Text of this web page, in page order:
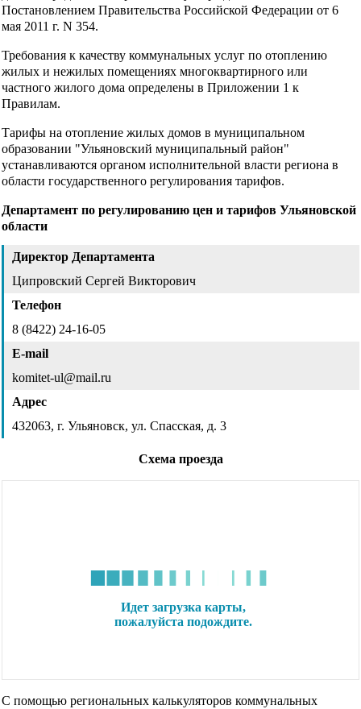
Постановлением Правительства Российской Федерации от 6
мая 2011 г. N 354.
Требования к качеству коммунальных услуг по отоплению
жилых и нежилых помещениях многоквартирного или
частного жилого дома определены в Приложении 1 к
Правилам.
Тарифы на отопление жилых домов в муниципальном
образовании "Ульяновский муниципальный район"
устанавливаются органом исполнительной власти региона в
области государственного регулирования тарифов.
Департамент по регулированию цен и тарифов Ульяновской
области
Директор Департамента
Ципровский Сергей Викторович
Телефон
8 (8422) 24-16-05
E-mail
komitet-ul@mail.ru
Адрес
432063, г. Ульяновск, ул. Спасская, д. 3
Схема проезда
С помощью региональных калькуляторов коммунальных